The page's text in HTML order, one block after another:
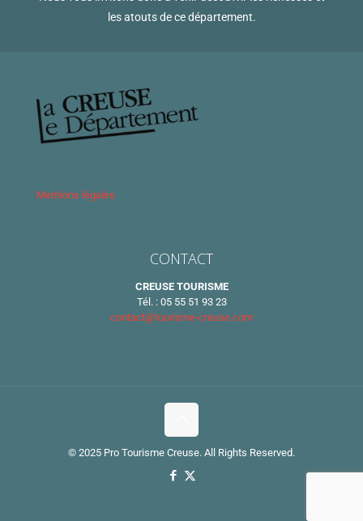
les atouts de ce département.
Mentions légales
CONTACT
CREUSE TOURISME
Tél. : 05 55 51 93 23
contact@tourisme-creuse.com
© 2025 Pro Tourisme Creuse. All Rights Reserved.